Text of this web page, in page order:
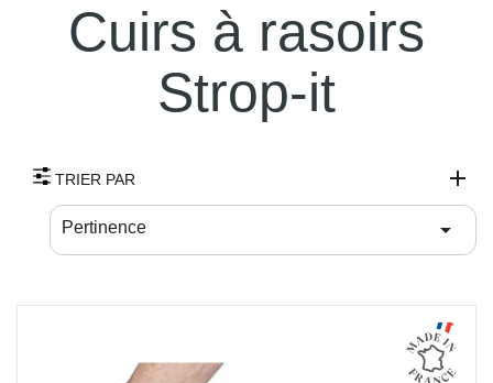
Cuirs à rasoirs
Strop-it
TRIER PAR
Pertinence 